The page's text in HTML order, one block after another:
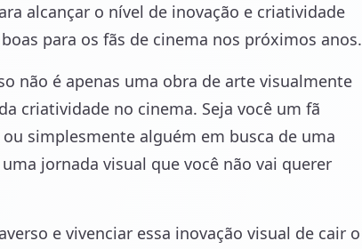
alcançar o nível de inovação e criatividade
para os fãs de cinema nos próximos anos.
não é apenas uma obra de arte visualmente
criatividade no cinema. Seja você um fã
simplesmente alguém em busca de uma
jornada visual que você não vai querer
e vivenciar essa inovação visual de cair o